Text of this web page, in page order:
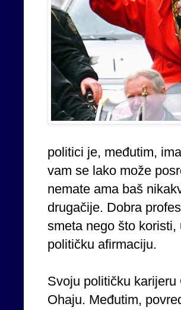
politici je, međutim,
vam se lako može
nemate ama baš
drugačije. Dobra
smeta nego što
političku afirmaciju.
Svoju političku
Ohaju. Međutim,